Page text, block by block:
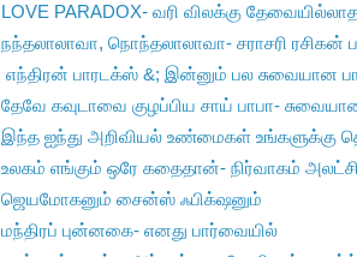
LOVE PARADOX- வரி விலக்கு
நந்தலாலாவா, நொந்தலாலாவா- சராசரி ரசிகன்
எந்திரன் பாரடக்ஸ் &; இன்னும் பல சுவையான
தேவே கவுடாவை குழப்பிய சாய் பாபா-
இந்த ஐந்து அறிவியல் உண்மைகள் உங்களுக்கு
உலகம் எங்கும் ஒரே கதைதான்- நிர்வாகம்
ஜெயமோகனும் சைன்ஸ் ஃபிக்‌ஷனும்
மந்திரப் புன்னகை- எனது பார்வையில்